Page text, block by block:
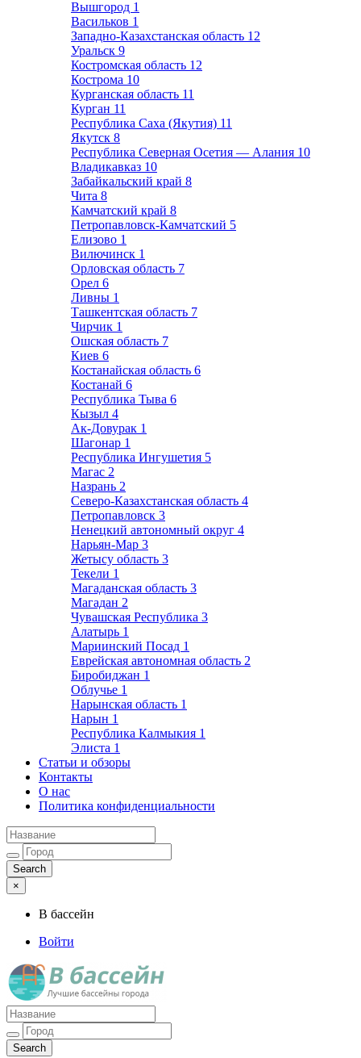
Вышгород 1
Васильков 1
Западно-Казахстанская область 12
Уральск 9
Костромская область 12
Кострома 10
Курганская область 11
Курган 11
Республика Саха (Якутия) 11
Якутск 8
Республика Северная Осетия — Алания 10
Владикавказ 10
Забайкальский край 8
Чита 8
Камчатский край 8
Петропавловск-Камчатский 5
Елизово 1
Вилючинск 1
Орловская область 7
Орел 6
Ливны 1
Ташкентская область 7
Чирчик 1
Ошская область 7
Киев 6
Костанайская область 6
Костанай 6
Республика Тыва 6
Кызыл 4
Ак-Довурак 1
Шагонар 1
Республика Ингушетия 5
Магас 2
Назрань 2
Северо-Казахстанская область 4
Петропавловск 3
Ненецкий автономный округ 4
Нарьян-Мар 3
Жетысу область 3
Текели 1
Магаданская область 3
Магадан 2
Чувашская Республика 3
Алатырь 1
Мариинский Посад 1
Еврейская автономная область 2
Биробиджан 1
Облучье 1
Нарынская область 1
Нарын 1
Республика Калмыкия 1
Элиста 1
Статьи и обзоры
Контакты
О нас
Политика конфиденциальности
×
В бассейн
Войти
Лучшие бассейны города